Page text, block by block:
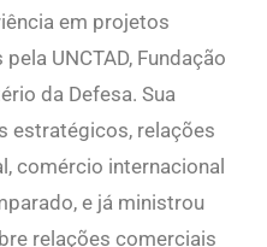
em projetos
UNCTAD, Fundação
da Defesa. Sua
estratégicos, relações
comércio internacional
e já ministrou
relações comerciais